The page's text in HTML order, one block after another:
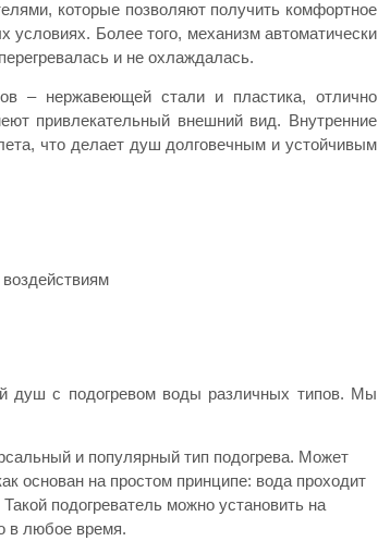
которые позволяют получить комфортное
Более того, механизм автоматически
и не охлаждалась.
– нержавеющей стали и пластика, отлично
привлекательный внешний вид. Внутренние
что делает душ долговечным и устойчивым
душ с подогревом воды различных типов. Мы
и популярный тип подогрева. Может
основан на простом принципе: вода проходит
подогреватель можно установить на
в любое время.